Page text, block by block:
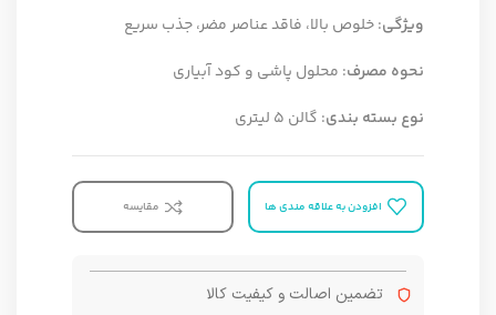
ویژگی: خلوص بالا، فاقد عناصر مضر، جذب سریع
نحوه مصرف: محلول پاشی و کود آبیاری
نوع بسته بندی: گالن 5 لیتری
افزودن به علاقه مندی ها مقایسه
تضمین اصالت و کیفیت کالا